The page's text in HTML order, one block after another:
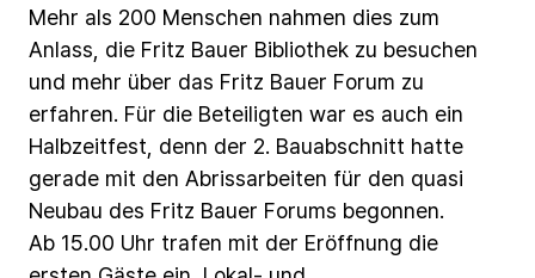
Mehr als 200 Menschen nahmen dies zum
Anlass, die Fritz Bauer Bibliothek zu besuchen
und mehr über das Fritz Bauer Forum zu
erfahren. Für die Beteiligten war es auch ein
Halbzeitfest, denn der 2. Bauabschnitt hatte
gerade mit den Abrissarbeiten für den quasi
Neubau des Fritz Bauer Forums begonnen.
Ab 15.00 Uhr trafen mit der Eröffnung die